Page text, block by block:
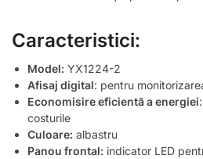
Caracteristici:
Model: YX1224-2
Afisaj digital: pentru
Economisire eficientă a energiei
costurile
Culoare: albastru
Panou frontal: indicator LED